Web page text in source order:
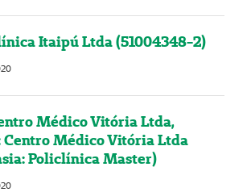
Itaipú Ltda (51004348-2)
Médico Vitória Ltda,
Centro Médico Vitória Ltda
Policlínica Master)